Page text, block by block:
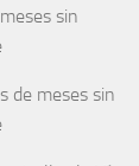
sin
de meses sin